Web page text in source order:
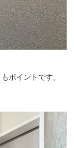
ポイントです。